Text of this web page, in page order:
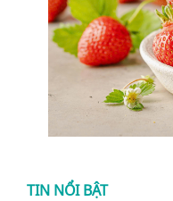
TIN NỔI BẬT